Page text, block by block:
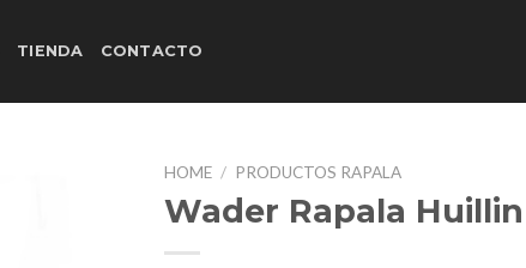
TIENDA CONTACTO
HOME / PRODUCTOS RAPALA
Wader Rapala Huillin